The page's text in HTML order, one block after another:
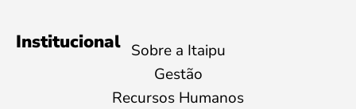
Institucional Sobre a Itaipu
Gestão
Recursos Humanos